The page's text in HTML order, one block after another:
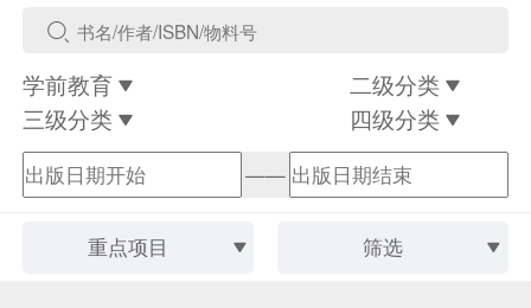
学前教育
二级分类
三级分类
四级分类
——
重点项目 筛选